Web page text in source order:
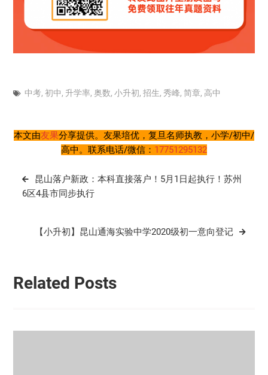
中考, 初中, 升学率, 奥数, 小升初, 招生, 秀峰, 简章, 高中
本文由友果分享提供。友果培优，复旦名师执教，小学/初中/
高中。联系电话/微信： 17751295132
文
章
昆山落户新政：本科直接落户！5月1日起执行！苏州
6区4县市同步执行
【小升初】昆山通海实验中学2020级初一意向登记
Related Posts